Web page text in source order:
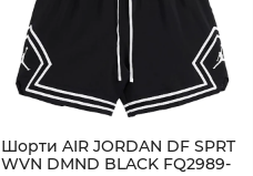
Шорти AIR JORDAN DF SPRT
WVN DMND BLACK FQ2989-